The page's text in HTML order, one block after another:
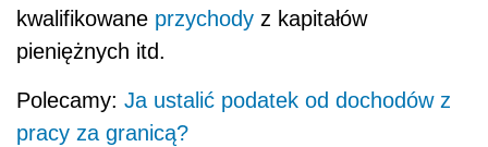
kwalifikowane przychody z kapitałów
pieniężnych itd.
Polecamy: Ja ustalić podatek od dochodów z
pracy za granicą?